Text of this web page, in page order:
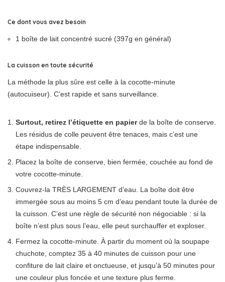
Ce dont vous avez besoin
1 boîte de lait concentré sucré (397g en général)
La cuisson en toute sécurité
La méthode la plus sûre est celle à la cocotte-minute
(autocuiseur). C’est rapide et sans surveillance.
Surtout, retirez l’étiquette en papierde la boîte de conserve.
Les résidus de colle peuvent être tenaces, mais c’est une
étape indispensable.
Placez la boîte de conserve, bien fermée, couchée au fond de
votre cocotte-minute.
Couvrez-la TRÈS LARGEMENT d’eau. La boîte doit être
immergée sous au moins 5 cm d’eau pendant toute la durée de
la cuisson. C’est une règle de sécurité non négociable : si la
boîte n’est plus sous l’eau, elle peut surchauffer et exploser.
Fermez la cocotte-minute. À partir du moment où la soupape
chuchote, comptez 35 à 40 minutes de cuisson pour une
confiture de lait claire et onctueuse, et jusqu’à 50 minutes pour
une couleur plus foncée et une texture plus ferme.